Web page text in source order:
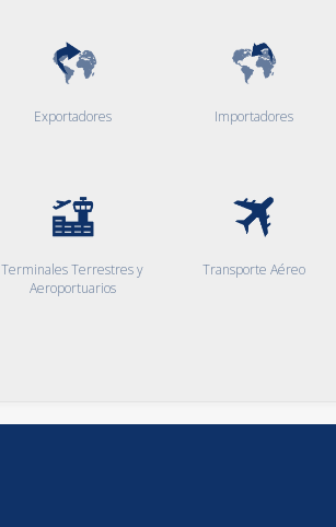
Exportadores Importadores
Terminales Terrestres y
Aeroportuarios
Transporte Aéreo